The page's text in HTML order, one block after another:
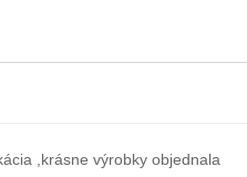
,krásne výrobky objednala